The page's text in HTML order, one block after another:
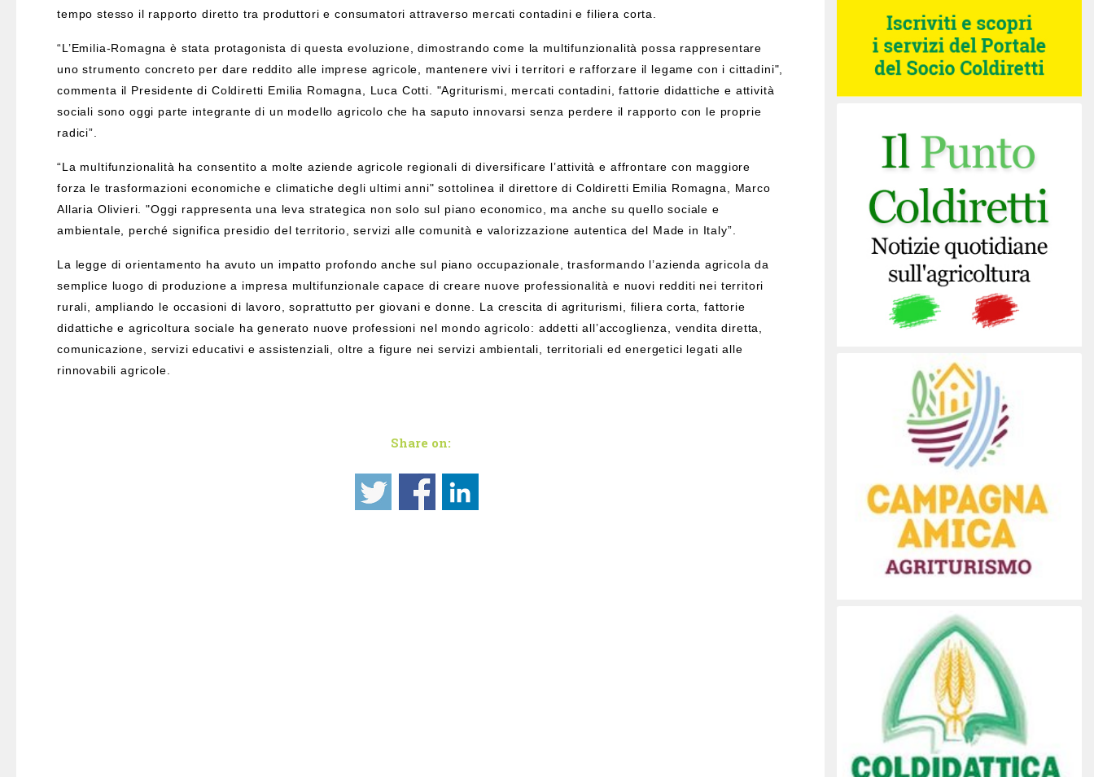
tempo stesso il rapporto diretto tra produttori e consumatori attraverso mercati contadini e filiera corta.
“L’Emilia-Romagna è stata protagonista di questa evoluzione, dimostrando come la multifunzionalità possa rappresentare
uno strumento concreto per dare reddito alle imprese agricole, mantenere vivi i territori e rafforzare il legame con i cittadini",
commenta il Presidente di Coldiretti Emilia Romagna, Luca Cotti. "Agriturismi, mercati contadini, fattorie didattiche e attività
sociali sono oggi parte integrante di un modello agricolo che ha saputo innovarsi senza perdere il rapporto con le proprie
radici”.
“La multifunzionalità ha consentito a molte aziende agricole regionali di diversificare l’attività e affrontare con maggiore
forza le trasformazioni economiche e climatiche degli ultimi anni" sottolinea il direttore di Coldiretti Emilia Romagna, Marco
Allaria Olivieri. "Oggi rappresenta una leva strategica non solo sul piano economico, ma anche su quello sociale e
ambientale, perché significa presidio del territorio, servizi alle comunità e valorizzazione autentica del Made in Italy”.
La legge di orientamento ha avuto un impatto profondo anche sul piano occupazionale, trasformando l’azienda agricola da
semplice luogo di produzione a impresa multifunzionale capace di creare nuove professionalità e nuovi redditi nei territori
rurali, ampliando le occasioni di lavoro, soprattutto per giovani e donne. La crescita di agriturismi, filiera corta, fattorie
didattiche e agricoltura sociale ha generato nuove professioni nel mondo agricolo: addetti all’accoglienza, vendita diretta,
comunicazione, servizi educativi e assistenziali, oltre a figure nei servizi ambientali, territoriali ed energetici legati alle
rinnovabili agricole.
Share on: